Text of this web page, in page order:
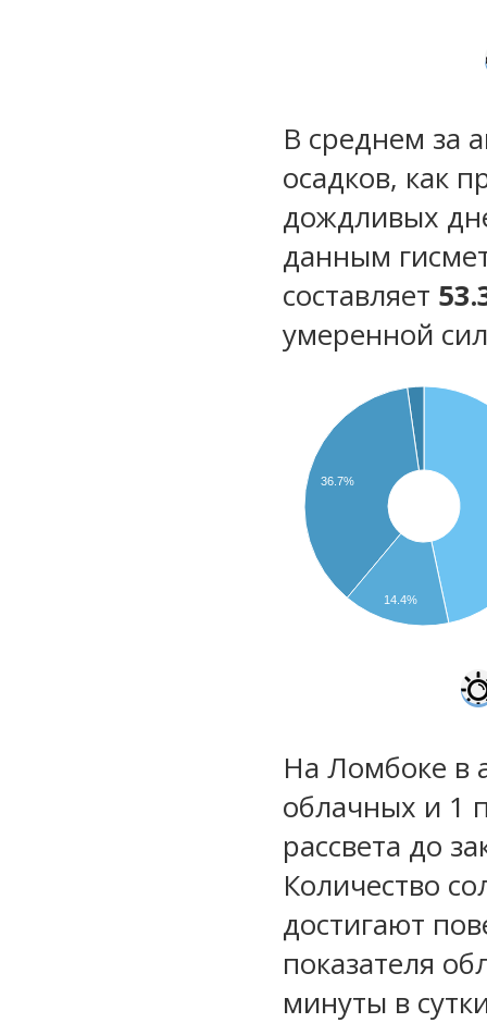
В среднем за
осадков, как
дождливых
данным
составляет
умеренной
36.7%
14.4%
На Ломбоке в
облачных и 1
рассвета до
Количество
достигают
показателя
минуты в